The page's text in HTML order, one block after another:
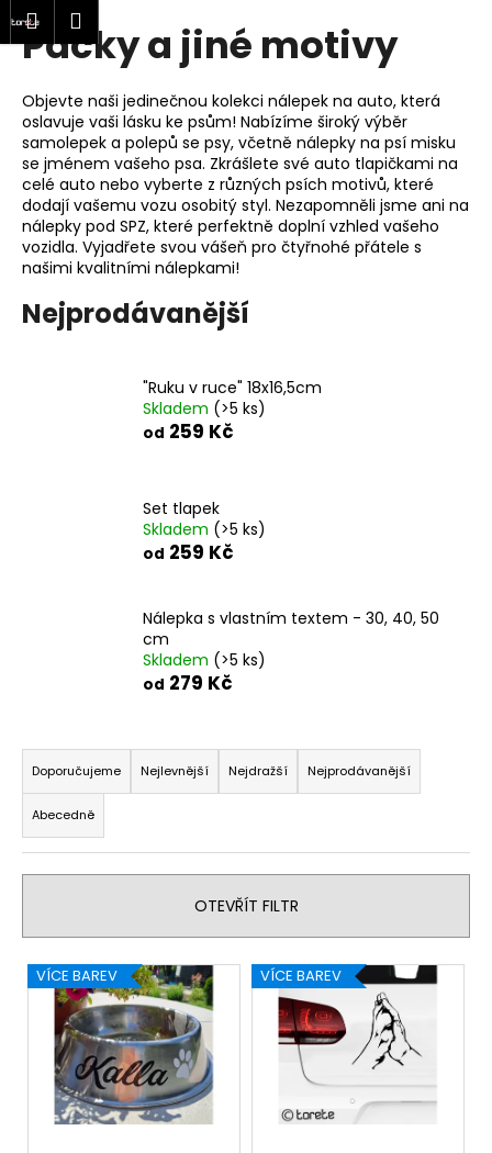
PřejítNákupní
košík
Packy a jiné motivy
Objevte naši jedinečnou kolekci nálepek na auto, která
oslavuje vaši lásku ke psům! Nabízíme široký výběr
samolepek a polepů se psy, včetně nálepky na psí misku
se jménem vašeho psa. Zkrášlete své auto tlapičkami na
celé auto nebo vyberte z různých psích motivů, které
dodají vašemu vozu osobitý styl. Nezapomněli jsme ani na
nálepky pod SPZ, které perfektně doplní vzhled vašeho
vozidla. Vyjadřete svou vášeň pro čtyřnohé přátele s
našimi kvalitními nálepkami!
Nejprodávanější
"Ruku v ruce" 18x16,5cm
Skladem (>5 ks)
od 259 Kč
Set tlapek
Skladem (>5 ks)
od 259 Kč
Nálepka s vlastním textem - 30, 40, 50
cm
Skladem (>5 ks)
od 279 Kč
Ř
a
z
e
n
r
o
Doporučujeme Nejlevnější Nejdražší Nejprodávanější
Abecedně
OTEVŘÍT FILTR
V
ý
VÍCE BAREV VÍCE BAREV
K
o Zpět
Zpět
C
o
p
o
t
ř
b
HLEDAT
D
o
r
u
č